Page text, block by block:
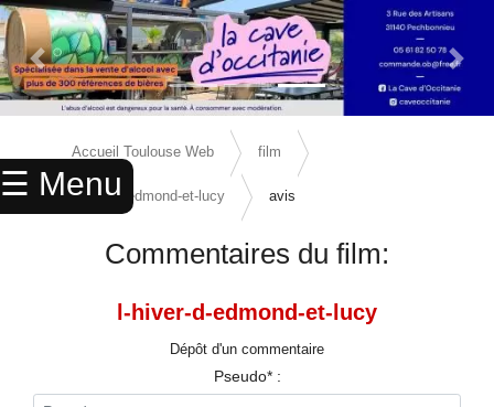
☰ Menu
× ACCUEIL
ANNUAIRE
Previous Slide Next
Accueil Toulouse Web film
l-hiver-d-edmond-et-lucy avis
Commentaires du film:
l-hiver-d-edmond-et-lucy
Dépôt d'un commentaire
Pseudo* :